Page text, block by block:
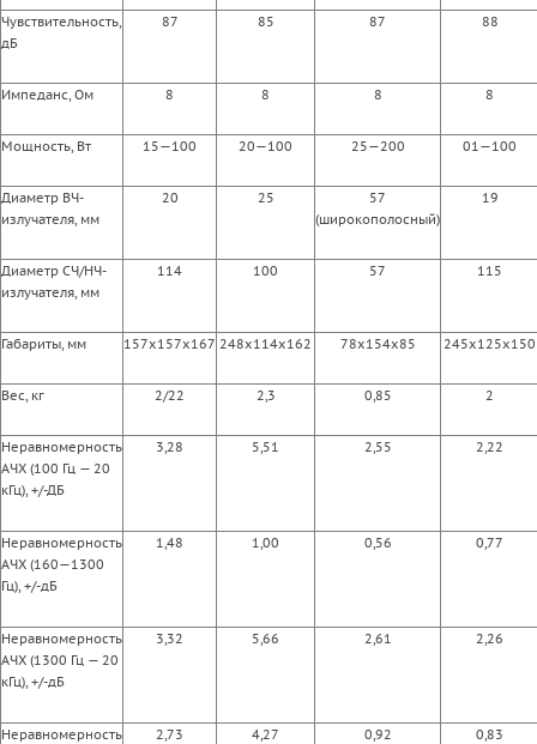
Чувствительность,
дБ
87 85 87 88
Импеданс, Ом 8 8 8 8
Мощность, Вт 15—100 20—100 25—200 01—100
Диаметр ВЧ-
излучателя, мм
20 25
57
(широкополосный)
19
Диаметр СЧ/НЧ-
излучателя, мм
114 100 57 115
Габариты, мм 157x157x167 248x114x162 78x154x85 245x125x150
Вес, кг 2/22 2,3 0,85 2
Неравномерность
АЧХ (100 Гц — 20
кГц), +/-ДБ
3,28 5,51 2,55 2,22
Неравномерность
АЧХ (160—1300
Гц), +/-дБ
1,48 1,00 0,56 0,77
Неравномерность
АЧХ (1300 Гц — 20
кГц), +/-дБ
3,32 5,66 2,61 2,26
Неравномерность
2,73 4,27 0,92 0,83